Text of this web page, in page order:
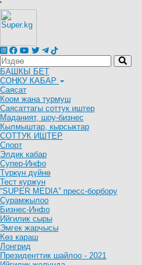
'
БАШКЫ БЕТ
СОҢКУ КАБАР
Саясат
Коом жана турмуш
Саясаттагы соттук иштер
Маданият, шоу-бизнес
Кылмыштар, кырсыктар
СОТТУК ИШТЕР
Спорт
Элдик кабар
Супер-Инфо
Түркүн дүйнө
Тест куржун
“SUPER MEDIA” пресс-борбору
Сурамжылоо
Бизнес-Инфо
Ийгилик сыры
Эмгек жарчысы
Көз караш
Лонгрид
Президенттик шайлоо - 2021